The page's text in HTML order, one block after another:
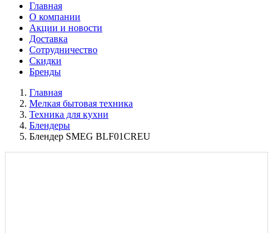
Главная
О компании
Акции и новости
Доставка
Сотрудничество
Скидки
Бренды
Главная
Мелкая бытовая техника
Техника для кухни
Блендеры
Блендер SMEG BLF01CREU